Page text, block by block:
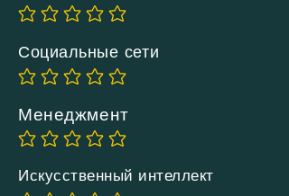
Еще нет оценок
Социальные сети
Еще нет оценок
Менеджмент
Еще нет оценок
Искусственный интеллект